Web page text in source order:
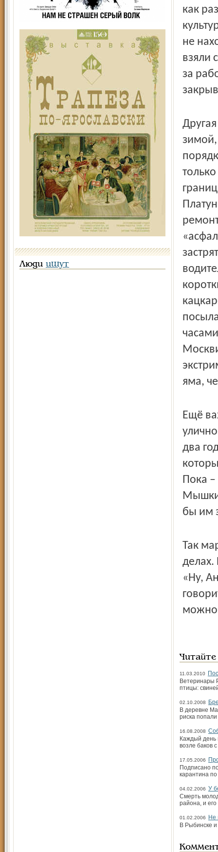
Люди ищут
как
не
взяли
за
зимой,
яма,
Ещё
два
Пока –
бы им
Так
«Ну,
можно
11.03.2010
Ветеринары
птицы:
02.10.2008
В деревне
риска
16.08.2008
Каждый день
возле баков
17.05.2006
Подписано
карантина
04.02.2006 У
Смерть
района, и
01.02.2006
Не
В Рыбинске